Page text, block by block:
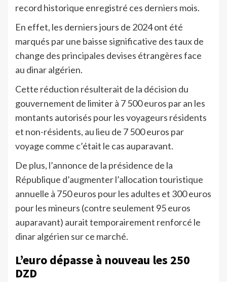
record historique enregistré ces derniers mois.
En effet, les derniers jours de 2024 ont été
marqués par une baisse significative des taux de
change des principales devises étrangères face
au dinar algérien.
Cette réduction résulterait de la décision du
gouvernement de limiter à 7 500 euros par an les
montants autorisés pour les voyageurs résidents
et non-résidents, au lieu de 7 500 euros par
voyage comme c’était le cas auparavant.
De plus, l’annonce de la présidence de la
République d’augmenter l’allocation touristique
annuelle à 750 euros pour les adultes et 300 euros
pour les mineurs (contre seulement 95 euros
auparavant) aurait temporairement renforcé le
dinar algérien sur ce marché.
L’euro dépasse à nouveau les 250
DZD